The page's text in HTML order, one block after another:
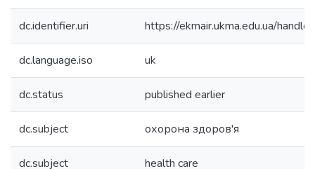
dc.identifier.uri https://ekmair.ukma.edu.ua/
dc.language.iso uk
dc.status published earlier
dc.subject охорона здоров'я
dc.subject health care